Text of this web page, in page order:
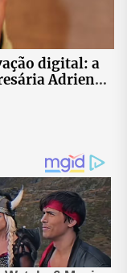
digital: a
Adriene